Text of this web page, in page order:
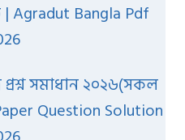
Agradut Bangla Pdf
সমাধান ২০২৬(সকল
Question Solution